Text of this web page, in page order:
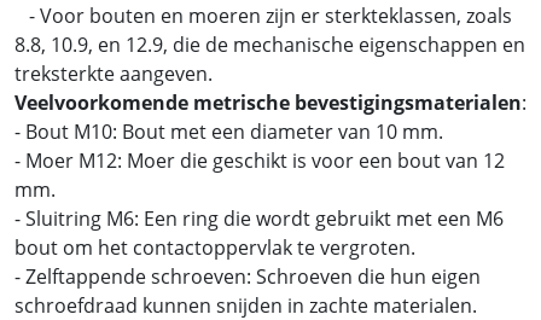
- Voor bouten en moeren zijn er sterkteklassen, zoals
8.8, 10.9, en 12.9, die de mechanische eigenschappen en
treksterkte aangeven.
Veelvoorkomende metrische bevestigingsmaterialen:
- Bout M10: Bout met een diameter van 10 mm.
- Moer M12: Moer die geschikt is voor een bout van 12
mm.
- Sluitring M6: Een ring die wordt gebruikt met een M6
bout om het contactoppervlak te vergroten.
- Zelftappende schroeven: Schroeven die hun eigen
schroefdraad kunnen snijden in zachte materialen.